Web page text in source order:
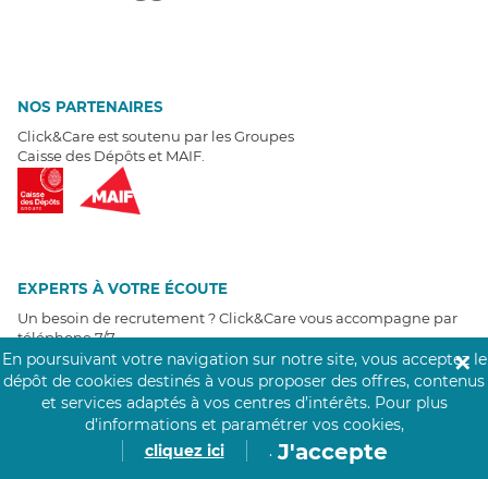
NOS PARTENAIRES
Click&Care est soutenu par les Groupes
Caisse des Dépôts et MAIF.
EXPERTS À VOTRE ÉCOUTE
Un besoin de recrutement ? Click&Care vous accompagne par
téléphone 7/7.
Être rappelé aujourd'hui
MOIGNAGES CLIENTS
4,6
En poursuivant votre navigation sur notre site, vous acceptez le
dépôt de cookies destinés à vous proposer des offres, contenus
et services adaptés à vos centres d’intérêts. Pour plus
d’informations et paramétrer vos cookies,
cliquez ici
. J'accepte
✕